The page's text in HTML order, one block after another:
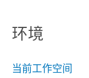
环境
当前工作空间